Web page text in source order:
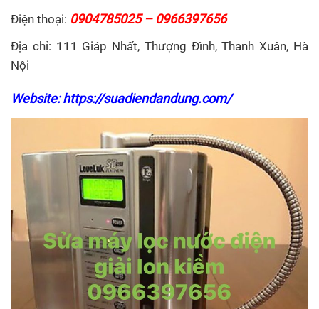
Điện thoại: 0904785025 – 0966397656
Địa chỉ: 111 Giáp Nhất, Thượng Đình, Thanh Xuân, Hà
Nội
Website:https://suadiendandung.com/